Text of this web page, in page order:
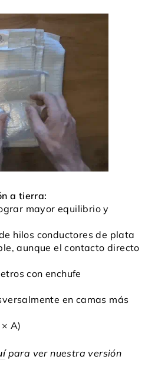
a tierra:
mayor equilibrio y
hilos conductores de plata
aunque el contacto directo
con enchufe
en camas más
A)
para ver nuestra versión